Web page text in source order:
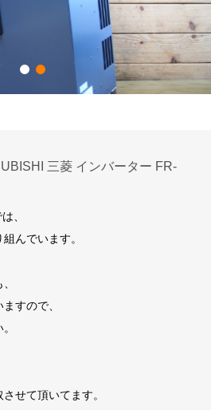
三菱 インバーター FR-
、
んでいます。
すので、
せて頂いてます。